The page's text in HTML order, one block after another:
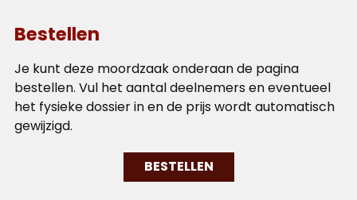
Bestellen
Je kunt deze moordzaak onderaan de pagina
bestellen. Vul het aantal deelnemers en eventueel
het fysieke dossier in en de prijs wordt automatisch
gewijzigd.
BESTELLEN